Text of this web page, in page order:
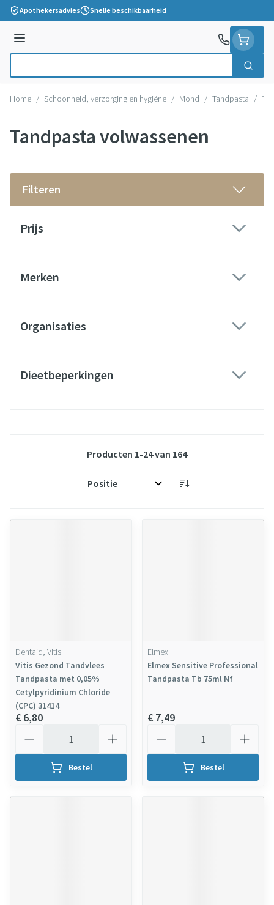
Ga naar de inhoud
Apothekersadvies Snelle beschikbaarheid
Menu
Zoek
Home / Schoonheid, verzorging en hygiëne / Mond / Tandpasta /
Tandpasta volwassenen
Filteren
Prijs
Merken
Organisaties
Dieetbeperkingen
Producten 1-24van 164
Sorteer op:
Dentaid, Vitis
Vitis Gezond Tandvlees
Tandpasta met 0,05%
Cetylpyridinium Chloride
(CPC) 31414
€ 6,80
Bestel
Elmex
Elmex Sensitive Professional
Tandpasta Tb 75ml Nf
€ 7,49
Bestel